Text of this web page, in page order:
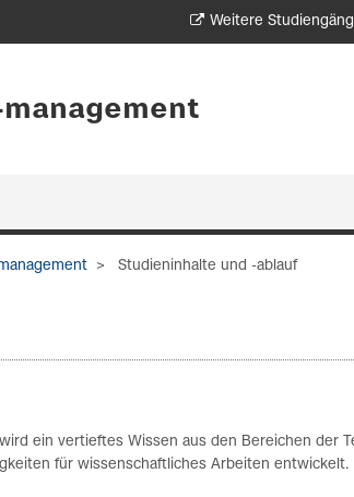
Weitere
Studieninhalte und -ablauf
ein vertieftes Wissen aus den Bereichen der
für wissenschaftliches Arbeiten entwickelt.